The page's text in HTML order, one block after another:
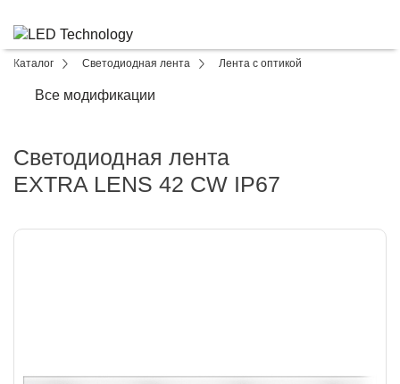
Каталог Светодиодная лента Лента с оптикой
Все модификации
Светодиодная лента
EXTRA LENS 42 CW IP67